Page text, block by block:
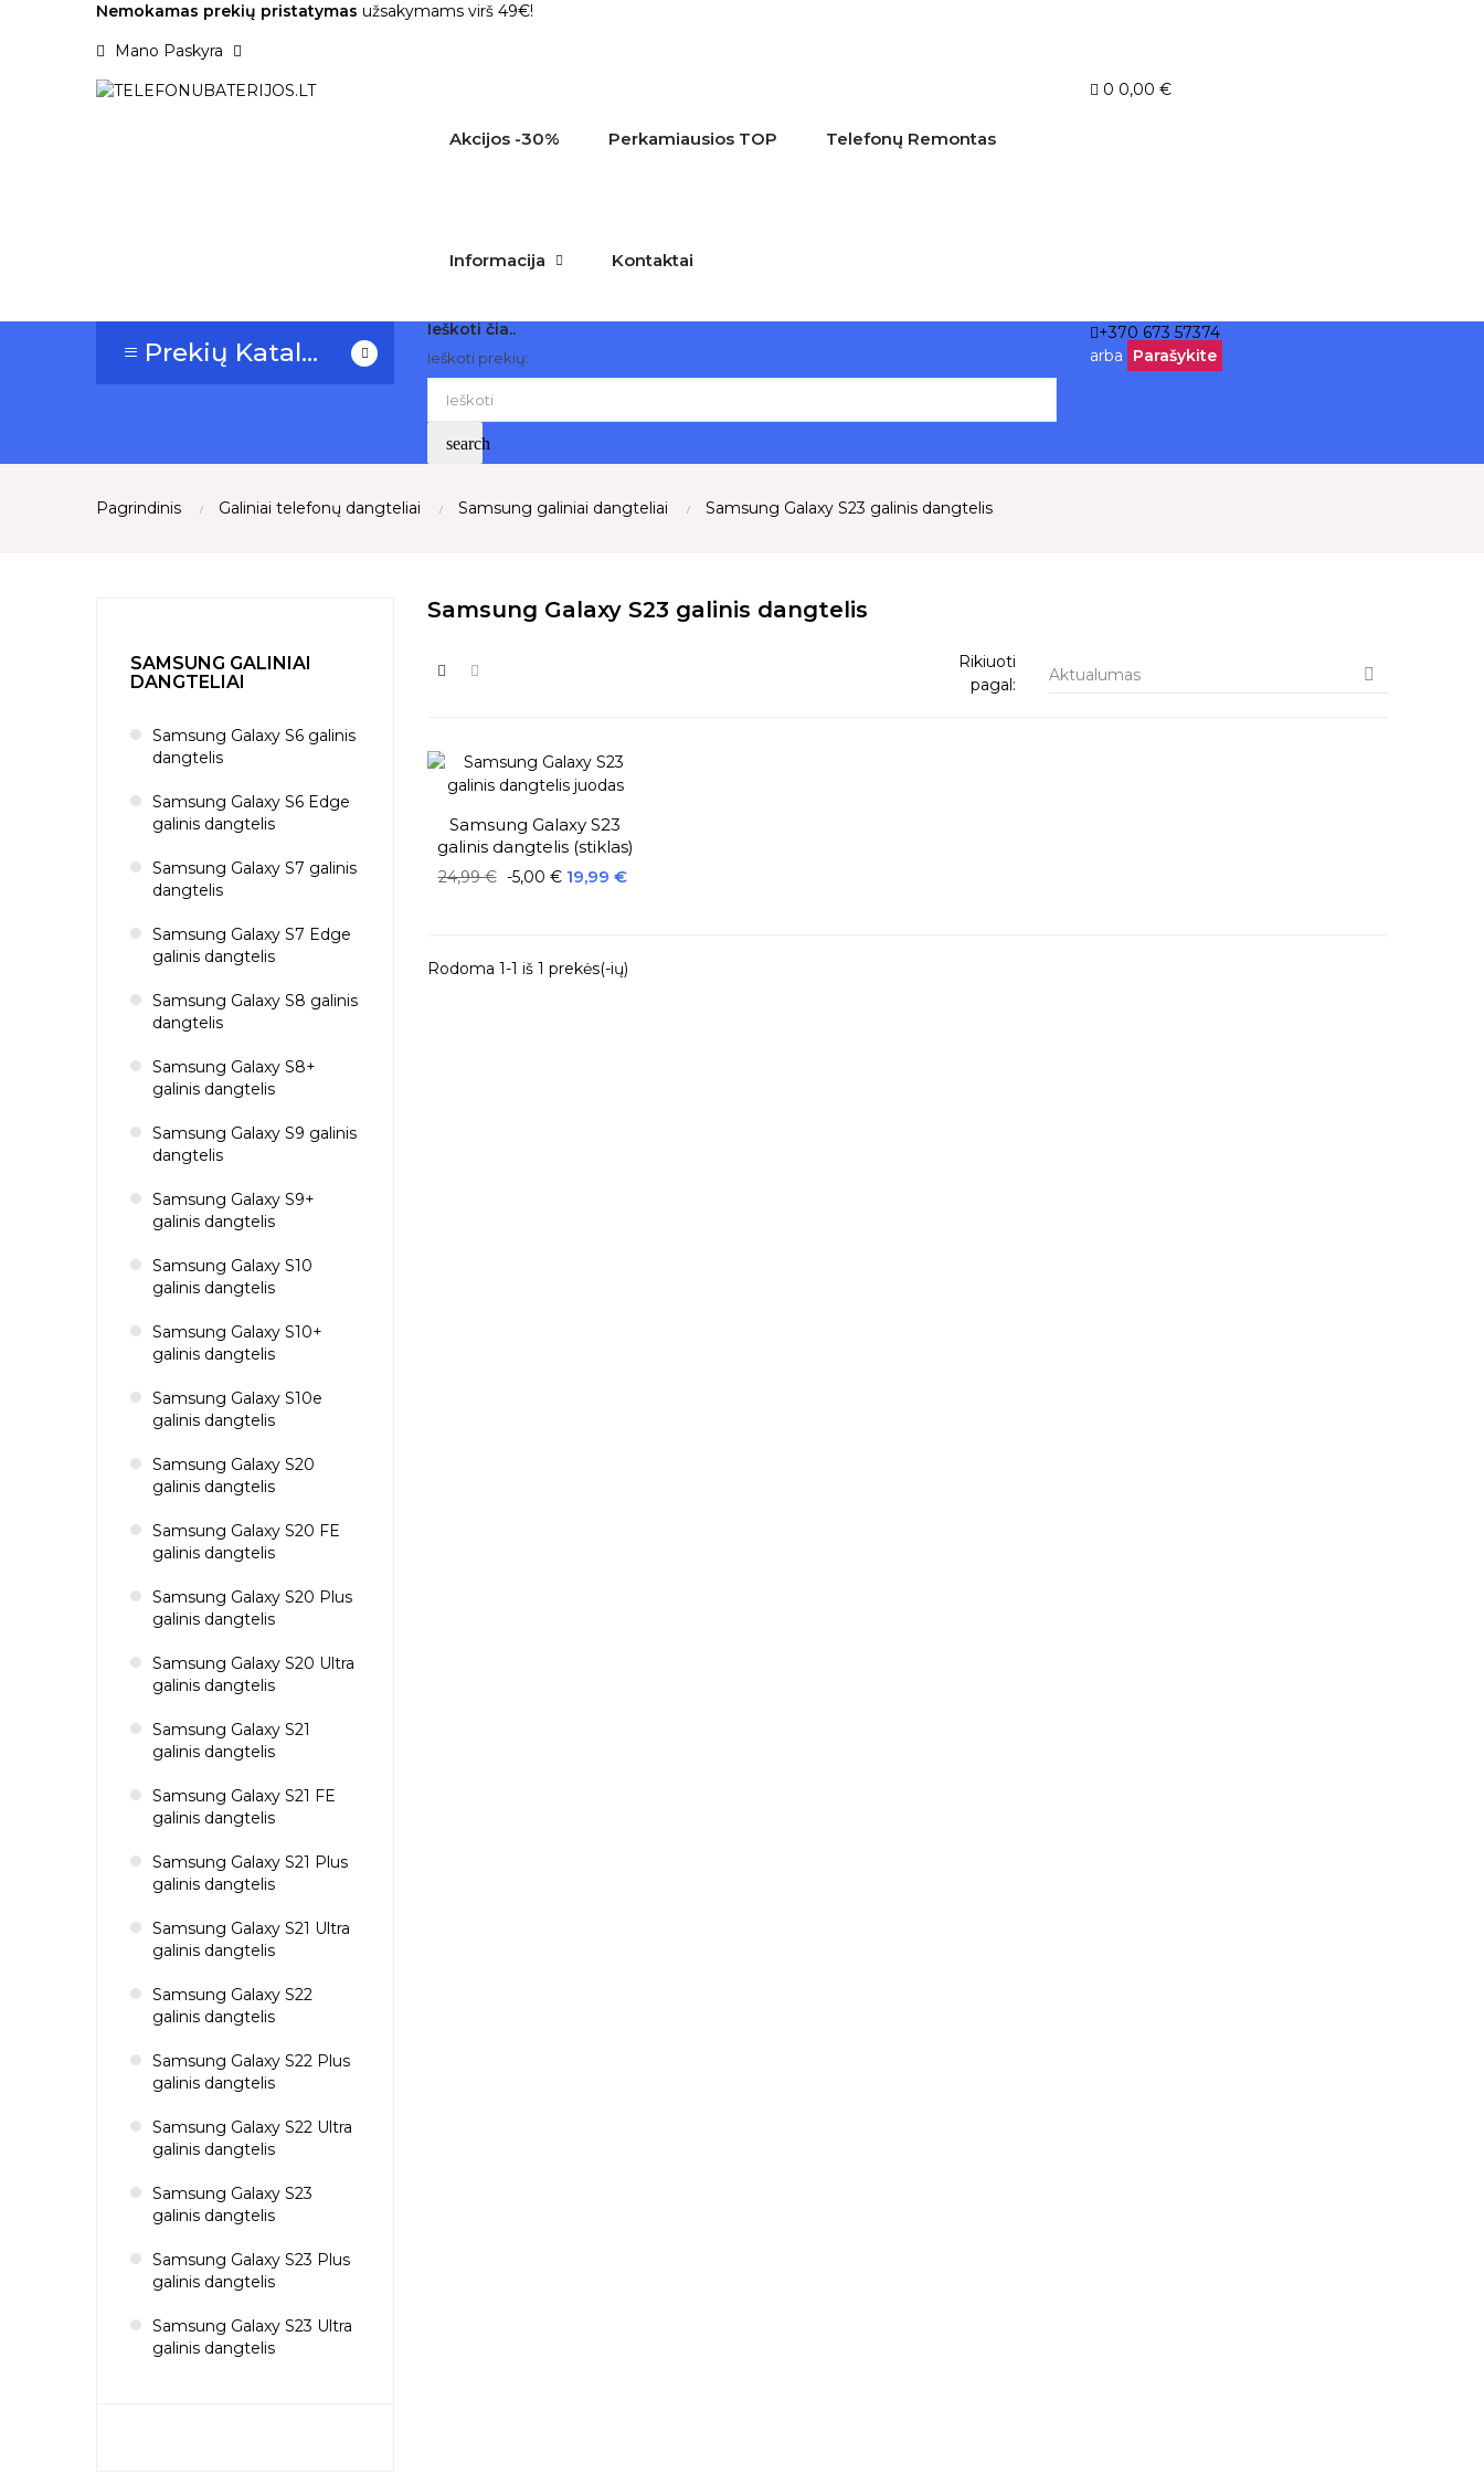
Nemokamas prekių pristatymas užsakymams virš 49€!
Mano Paskyra
Akcijos -30% Perkamiausios TOP Telefonų Remontas
Informacija Kontaktai
0 0,00 €
≡ Prekių Katalogas
Ieškoti čia..
Ieškoti prekių:
search
+370 673 57374
arba
Parašykite
Pagrindinis Galiniai telefonų dangteliai Samsung galiniai dangteliai Samsung Galaxy S23 galinis dangtelis
SAMSUNG GALINIAI
DANGTELIAI
Samsung Galaxy S6 galinis
dangtelis
Samsung Galaxy S6 Edge
galinis dangtelis
Samsung Galaxy S7 galinis
dangtelis
Samsung Galaxy S7 Edge
galinis dangtelis
Samsung Galaxy S8 galinis
dangtelis
Samsung Galaxy S8+
galinis dangtelis
Samsung Galaxy S9 galinis
dangtelis
Samsung Galaxy S9+
galinis dangtelis
Samsung Galaxy S10
galinis dangtelis
Samsung Galaxy S10+
galinis dangtelis
Samsung Galaxy S10e
galinis dangtelis
Samsung Galaxy S20
galinis dangtelis
Samsung Galaxy S20 FE
galinis dangtelis
Samsung Galaxy S20 Plus
galinis dangtelis
Samsung Galaxy S20 Ultra
galinis dangtelis
Samsung Galaxy S21
galinis dangtelis
Samsung Galaxy S21 FE
galinis dangtelis
Samsung Galaxy S21 Plus
galinis dangtelis
Samsung Galaxy S21 Ultra
galinis dangtelis
Samsung Galaxy S22
galinis dangtelis
Samsung Galaxy S22 Plus
galinis dangtelis
Samsung Galaxy S22 Ultra
galinis dangtelis
Samsung Galaxy S23
galinis dangtelis
Samsung Galaxy S23 Plus
galinis dangtelis
Samsung Galaxy S23 Ultra
galinis dangtelis
Samsung Galaxy S23 galinis dangtelis
Rikiuoti
pagal:
Aktualumas 
Samsung Galaxy S23
galinis dangtelis (stiklas)
Bazinė
24,99 € -5,00 € Kaina
19,99 €
Rodoma 1-1 iš 1 prekės(-ių)